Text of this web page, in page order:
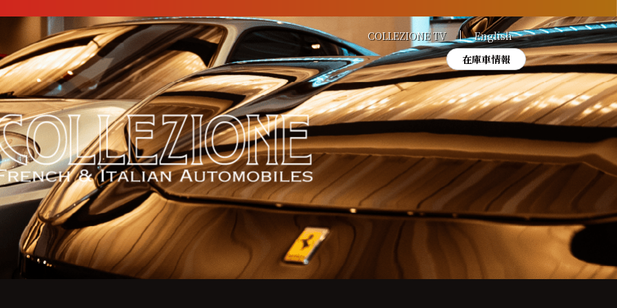
COLLEZIONE TV
English
在庫車情報